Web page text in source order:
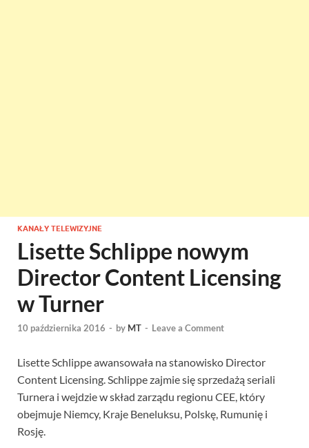
KANAŁY TELEWIZYJNE
Lisette Schlippe nowym
Director Content Licensing
w Turner
10 października 2016 - by MT - Leave a Comment
Lisette Schlippe awansowała na stanowisko Director
Content Licensing. Schlippe zajmie się sprzedażą seriali
Turnera i wejdzie w skład zarządu regionu CEE, który
obejmuje Niemcy, Kraje Beneluksu, Polskę, Rumunię i
Rosję.